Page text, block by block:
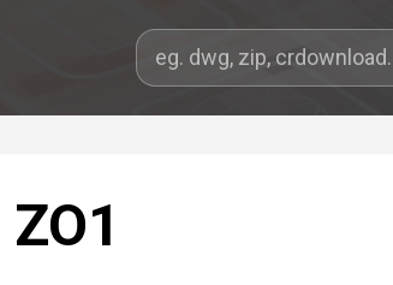
ZO1